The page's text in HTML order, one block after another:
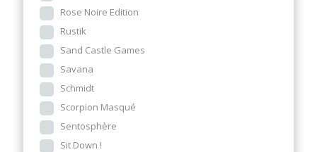
Rose Noire Edition
Rustik
Sand Castle Games
Savana
Schmidt
Scorpion Masqué
Sentosphère
Sit Down !